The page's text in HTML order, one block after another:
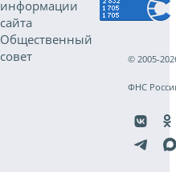
информации
сайта
Общественный
совет
© 2005-
ФНС